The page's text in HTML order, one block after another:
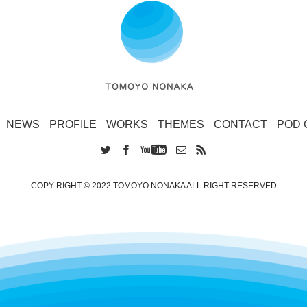
NEWS PROFILE WORKS THEMES CONTACT POD
COPY RIGHT © 2022 TOMOYO NONAKA ALL RIGHT RESERVED